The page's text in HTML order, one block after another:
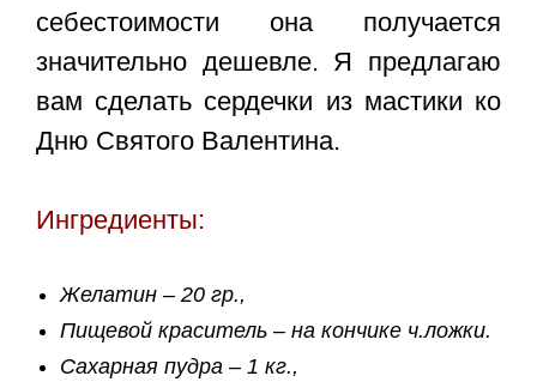
себестоимости она получается
значительно дешевле. Я предлагаю
вам сделать сердечки из мастики ко
Дню Святого Валентина.
Ингредиенты:
Желатин – 20 гр.,
Пищевой краситель – на кончике ч.ложки.
Сахарная пудра – 1 кг.,